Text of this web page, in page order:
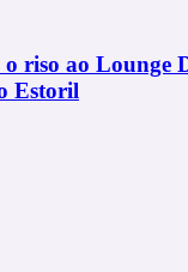
o riso ao Lounge
Estoril